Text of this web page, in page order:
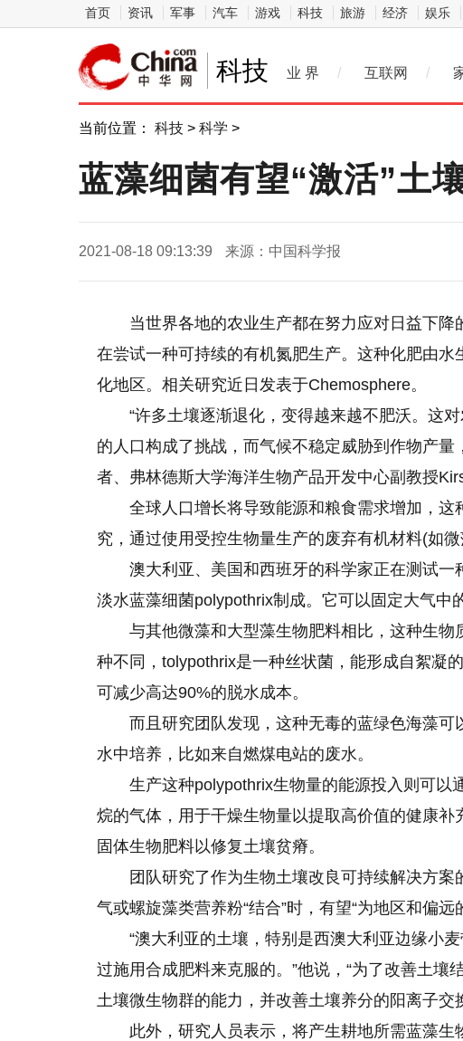
首页 资讯 军事 汽车 游戏 科技 旅游 经济 娱乐
科技 业 界 / 互联网 /
当前位置： 科技 > 科学 >
蓝藻细菌有望“激活”土
2021-08-18 09:13:39 来源：中国科学报
当世界各地的农业生产都在努力应对日益下
在尝试一种可持续的有机氮肥生产。这种化肥由
化地区。相关研究近日发表于Chemosphere。
“许多土壤逐渐退化，变得越来越不肥沃。这
的人口构成了挑战，而气候不稳定威胁到作物产
者、弗林德斯大学海洋生物产品开发中心副教授
全球人口增长将导致能源和粮食需求增加，
究，通过使用受控生物量生产的废弃有机材料(如
澳大利亚、美国和西班牙的科学家正在测试
淡水蓝藻细菌polypothrix制成。它可以固定大气中
与其他微藻和大型藻生物肥料相比，这种生
种不同，tolypothrix是一种丝状菌，能形成自絮凝
可减少高达90%的脱水成本。
而且研究团队发现，这种无毒的蓝绿色海藻
水中培养，比如来自燃煤电站的废水。
生产这种polypothrix生物量的能源投入则可以
烷的气体，用于干燥生物量以提取高价值的健康
固体生物肥料以修复土壤贫瘠。
团队研究了作为生物土壤改良可持续解决方
气或螺旋藻类营养粉“结合”时，有望“为地区和偏远
“澳大利亚的土壤，特别是西澳大利亚边缘小
过施用合成肥料来克服的。”他说，“为了改善土
土壤微生物群的能力，并改善土壤养分的阳离子交
此外，研究人员表示，将产生耕地所需蓝藻